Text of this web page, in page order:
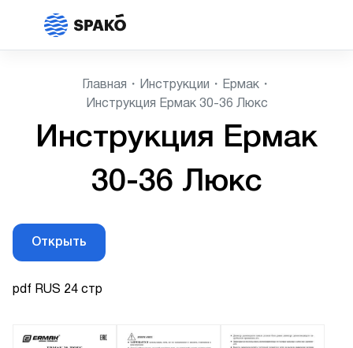
Главная Инструкции
Ермак
Инструкция Ермак 30-36 Люкс
Инструкция Ермак
30-36 Люкс
Открыть
pdf RUS 24 стр